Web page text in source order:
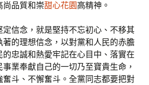
尚品質和崇甜心花園高精神。
信念，就是堅持不忘初心、不移其
著的理想信念，以對黨和人民的赤膽
忠誠和熱愛牢記在心目中、落實在
業奉獻自己的一切乃至寶貴生命，
斗、不懈奮斗。全黨同志都要把對